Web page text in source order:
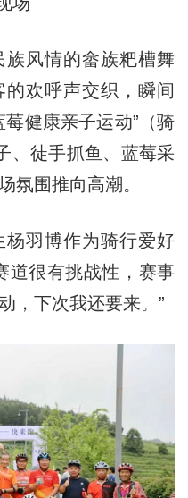
风情的畲族粑槽舞
欢呼声交织，瞬间
健康亲子运动”（骑
、徒手抓鱼、蓝莓采
氛围推向高潮。
羽博作为骑行爱好
道很有挑战性，赛事
，下次我还要来。”